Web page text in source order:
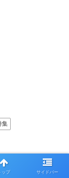
集
ップ サイドバー